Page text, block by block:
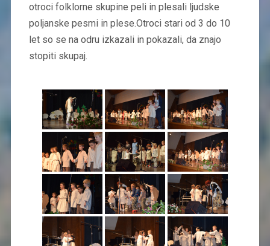
otroci folklorne skupine peli in plesali ljudske
poljanske pesmi in plese.Otroci stari od 3 do 10
let so se na odru izkazali in pokazali, da znajo
stopiti skupaj.